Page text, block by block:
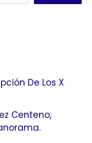
De Los X
Centeno,